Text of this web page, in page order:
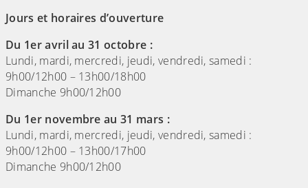
Jours et horaires d’ouverture
Du 1er avril au 31 octobre :
Lundi, mardi, mercredi, jeudi, vendredi, samedi :
9h00/12h00 – 13h00/18h00
Dimanche 9h00/12h00
Du 1er novembre au 31 mars :
Lundi, mardi, mercredi, jeudi, vendredi, samedi :
9h00/12h00 – 13h00/17h00
Dimanche 9h00/12h00